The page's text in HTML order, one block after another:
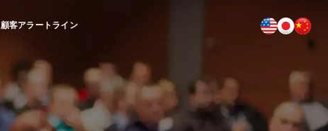
顧客アラートライン